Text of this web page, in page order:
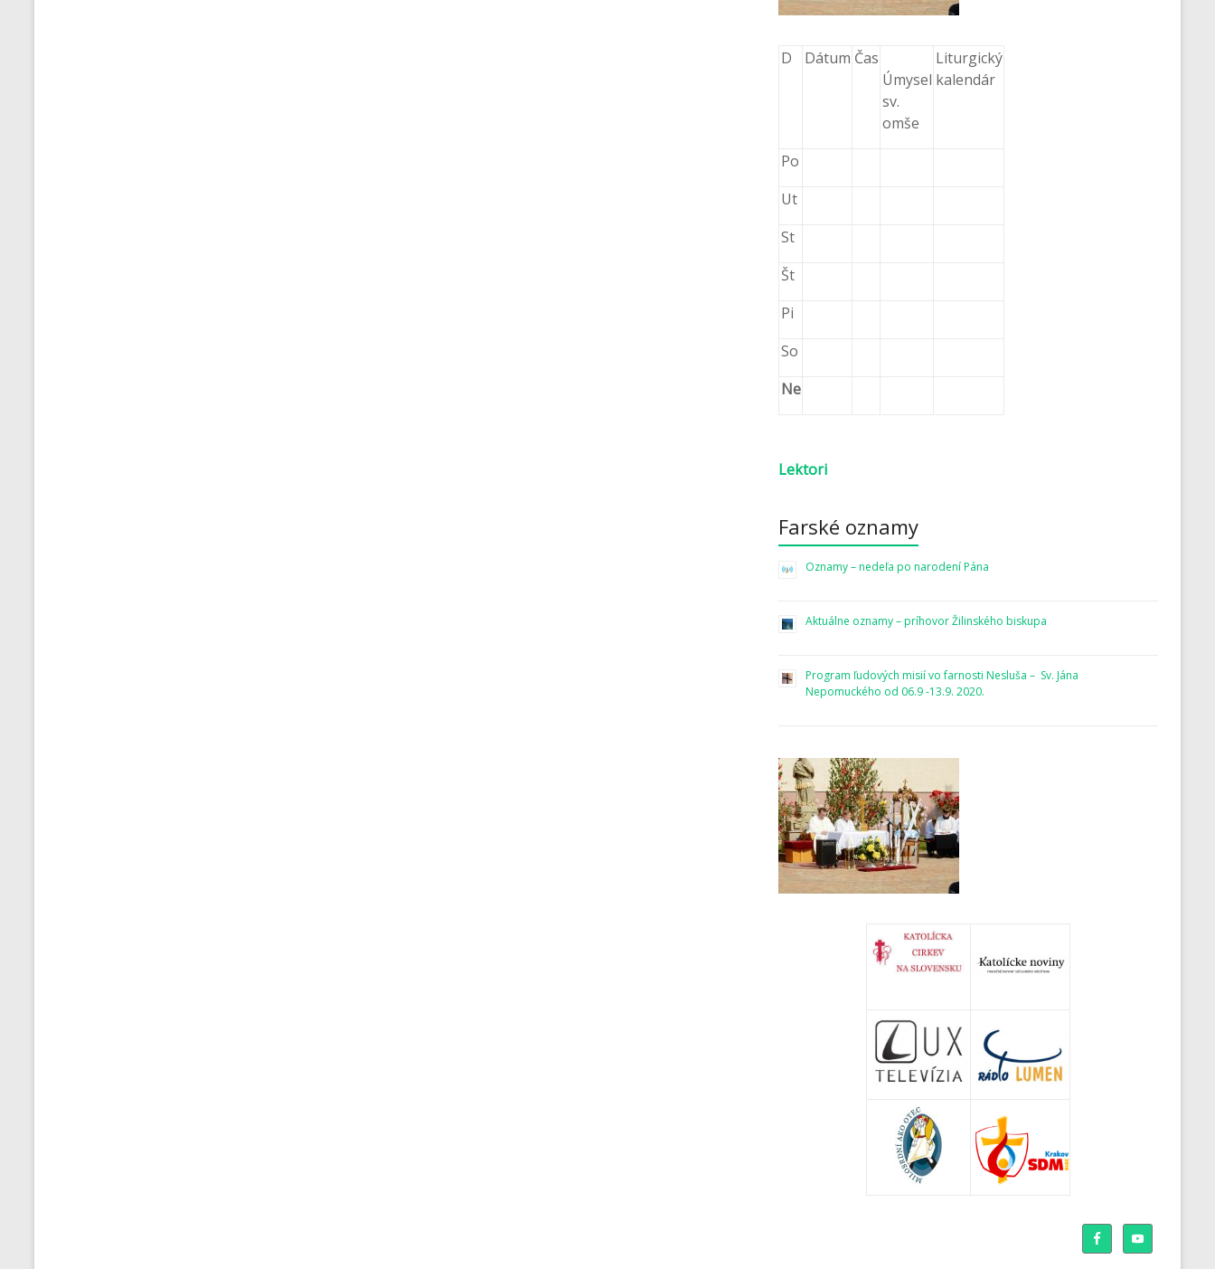
D Dátum Čas
Úmysel
sv.
omše
Liturgický
kalendár
Po
Ut
St
Št
Pi
So
Ne
Lektori
Farské oznamy
Oznamy – nedeľa po narodení Pána
Aktuálne oznamy – príhovor Žilinského biskupa
Program ľudových misií vo farnosti Nesluša – Sv. Jána
Nepomuckého od 06.9 -13.9. 2020.